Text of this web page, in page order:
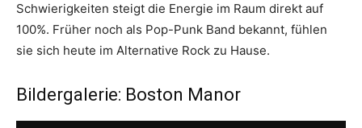
Schwierigkeiten steigt die Energie im Raum direkt auf
100%. Früher noch als Pop-Punk Band bekannt, fühlen
sie sich heute im Alternative Rock zu Hause.
Bildergalerie: Boston Manor